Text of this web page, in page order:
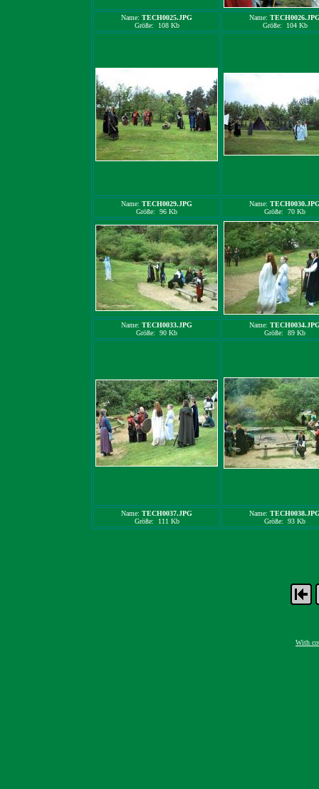
Name: TECH0025.JPG
Größe: 108 Kb
Name:
Größe: 104 Kb
Name: TECH0029.JPG
Größe: 96 Kb
Name:
Größe: 70 Kb
Name: TECH0033.JPG
Größe: 90 Kb
Name:
Größe: 89 Kb
Name: TECH0037.JPG
Größe: 111 Kb
Name:
Größe: 93 Kb
With